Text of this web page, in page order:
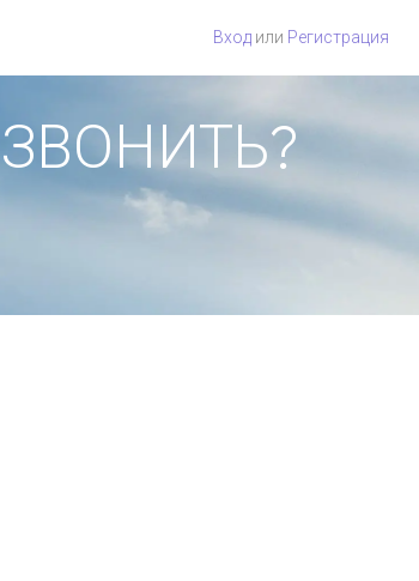
Вход или Регистрация